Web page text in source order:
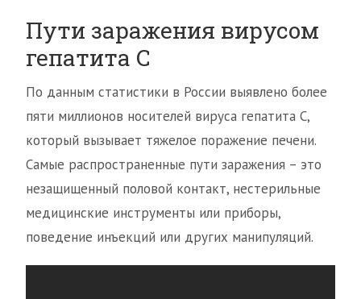
Пути заражения вирусом
гепатита С
По данным статистики в России выявлено более
пяти миллионов носителей вируса гепатита С,
который вызывает тяжелое поражение печени.
Самые распространенные пути заражения – это
незащищенный половой контакт, нестерильные
медицинские инструменты или приборы,
поведение инъекций или других манипуляций.